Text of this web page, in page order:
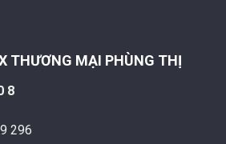
THƯƠNG MẠI PHÙNG THỊ
8
296